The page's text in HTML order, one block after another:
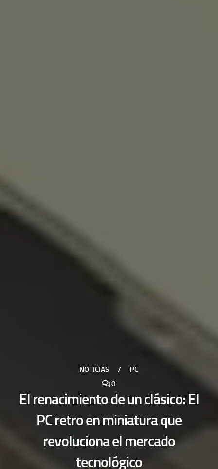
NOTICIAS /
PC
0
El renacimiento de un clásico: El
PC retro en miniatura que
revoluciona el mercado
tecnológico